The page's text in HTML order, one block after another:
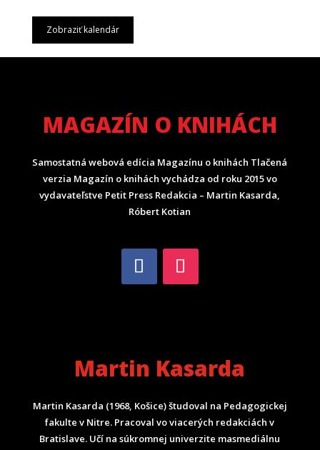
Zobraziť kalendár
MAGAZÍN O KNIHÁCH
Samostatná webová edícia Magazínu o knihách Tlačená
verzia Magazín o knihách vychádza od roku 2015 vo
vydavateľstve Petit Press Redakcia – Martin Kasarda,
Róbert Kotian
Martin Kasarda
Martin Kasarda (1968, Košice) študoval na Pedagogickej
fakulte v Nitre. Pracoval vo viacerých redakciách v
Bratislave. Učí na súkromnej univerzite masmediálnu